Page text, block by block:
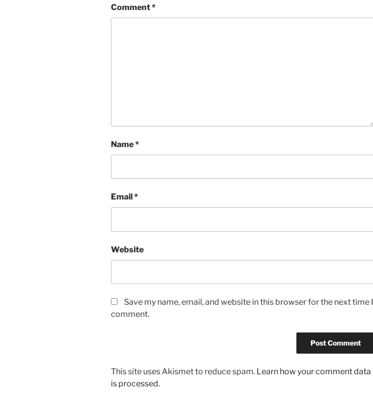
Comment*
Name*
Email *
Website
Save my name, email, and website in this browser for the next time I
comment.
This site uses Akismet to reduce spam. Learn how your comment data
is processed.